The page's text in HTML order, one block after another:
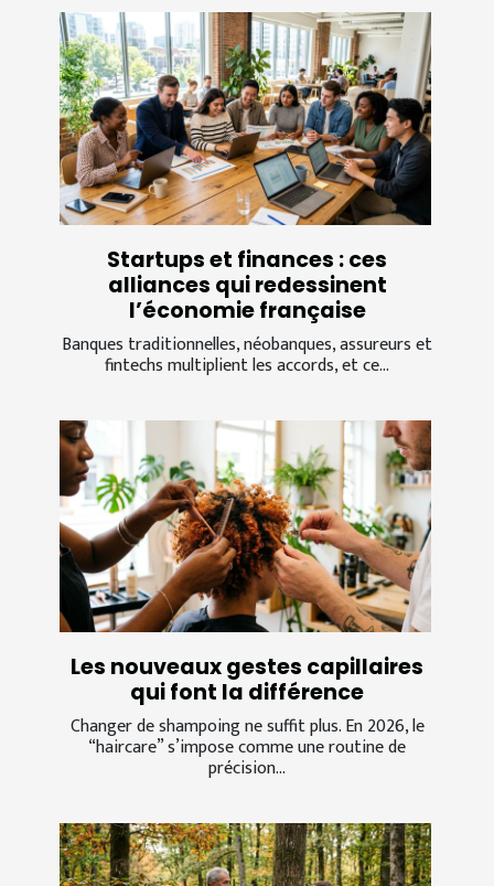
Startups et finances : ces
alliances qui redessinent
l’économie française
Banques traditionnelles, néobanques, assureurs et
fintechs multiplient les accords, et ce...
Les nouveaux gestes capillaires
qui font la différence
Changer de shampoing ne suffit plus. En 2026, le
“haircare” s’impose comme une routine de
précision...